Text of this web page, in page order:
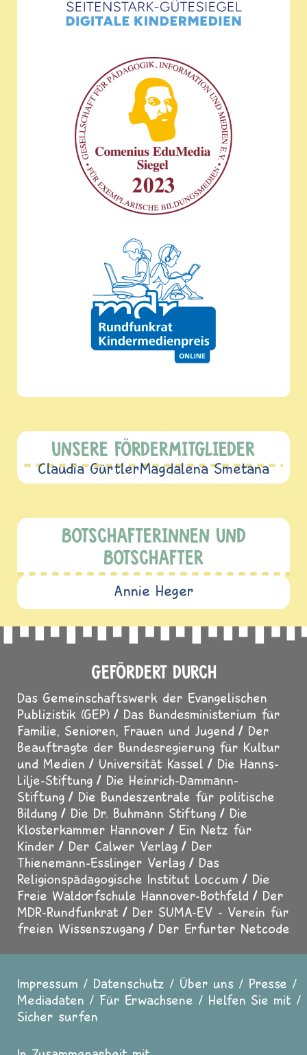
UNSERE FÖRDERMITGLIEDER
Claudia GürtlerMagdalena Smetana
BOTSCHAFTERINNEN UND
BOTSCHAFTER
Annie Heger
GEFÖRDERT DURCH
Das Gemeinschaftswerk der Evangelischen
Publizistik (GEP)
Das Bundesministerium für
Familie, Senioren, Frauen und Jugend
Der
Beauftragte der Bundesregierung für Kultur
und Medien
Universität Kassel
Die Hanns-
Lilje-Stiftung
Die Heinrich-Dammann-
Stiftung
Die Bundeszentrale für politische
Bildung
Die Dr. Buhmann Stiftung
Die
Klosterkammer Hannover
Ein Netz für
Kinder
Der Calwer Verlag
Der
Thienemann-Esslinger Verlag
Das
Religionspädagogische Institut Loccum
Die
Freie Waldorfschule Hannover-Bothfeld
Der
MDR-Rundfunkrat
Der SUMA-EV - Verein für
freien Wissenszugang
Der Erfurter Netcode
Fußzeile
Impressum Datenschutz Über uns
Presse
Mediadaten
Für Erwachsene
Helfen Sie mit
Sicher surfen